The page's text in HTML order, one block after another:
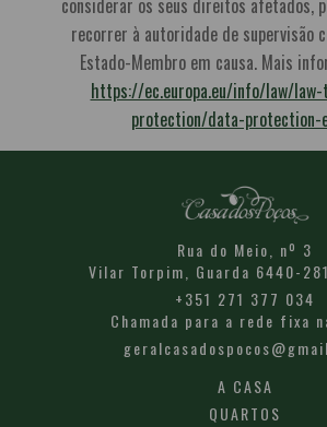
considerar os seus direitos afetados,
recorrer à autoridade de supervisão
Estado-Membro em causa. Mais
https://ec.europa.eu/info/law/
protection/data-protection-
Rua do Meio, nº 3
Vilar Torpim, Guarda 6440-281
+351 271 377 034
Chamada para a rede fixa
A CASA
QUARTOS